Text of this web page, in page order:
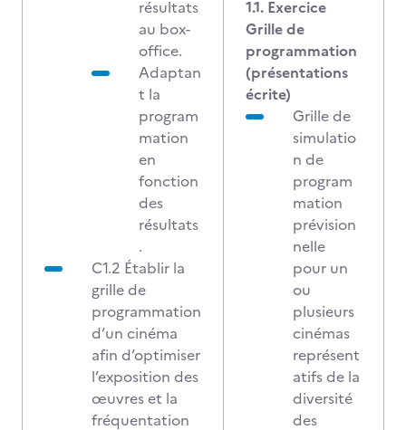
résultats
au box-
office.
Adaptan
t la
program
mation
en
fonction
des
résultats
.
C1.2 Établir la
grille de
programmation
d’un cinéma
afin d’optimiser
l’exposition des
œuvres et la
fréquentation
1.1. Exercice
Grille de
programmation
(présentations
écrite)
Grille de
simulatio
n de
program
mation
prévision
nelle
pour un
ou
plusieurs
cinémas
représent
atifs de la
diversité
des